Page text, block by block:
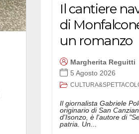
Il cantiere
di
un romanzo
Margherita Reguitti
5 Agosto 2026
Il giornalista Gabriele
originario di San Canzian
d'Isonzo, è l'autore di
patria. Un...